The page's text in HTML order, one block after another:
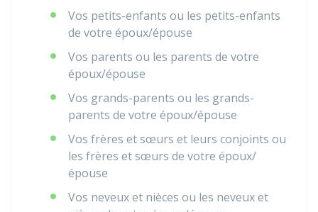
Vos petits-enfants ou les petits-enfants
de votre époux/épouse
Vos parents ou les parents de votre
époux/épouse
Vos grands-parents ou les grands-
parents de votre époux/épouse
Vos frères et sœurs et leurs conjoints ou
les frères et sœurs de votre époux/
épouse
Vos neveux et nièces ou les neveux et